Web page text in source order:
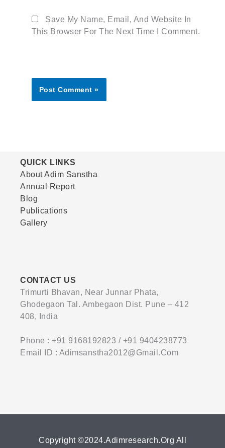
Save My Name, Email, And Website In
This Browser For The Next Time I Comment.
QUICK LINKS
About Adim Sanstha
Annual Report
Blog
Publications
Gallery
CONTACT US
Trimurti Bhavan, Near Junnar Phata,
Ghodegaon Tal. Ambegaon Dist. Pune – 412
408, India
Phone : +91 9168192823 / +91 9404238773
Email ID : Adimsanstha2012@gmail.com
Copyright ©2024.adimresearch.org All